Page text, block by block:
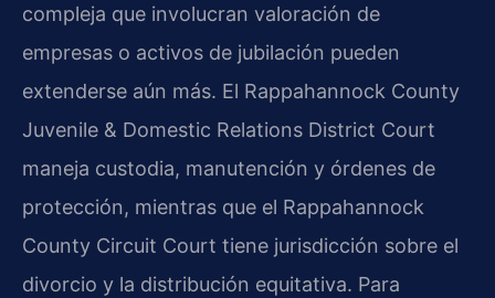
compleja que involucran valoración de
empresas o activos de jubilación pueden
extenderse aún más. El Rappahannock County
Juvenile & Domestic Relations District Court
maneja custodia, manutención y órdenes de
protección, mientras que el Rappahannock
County Circuit Court tiene jurisdicción sobre el
divorcio y la distribución equitativa. Para